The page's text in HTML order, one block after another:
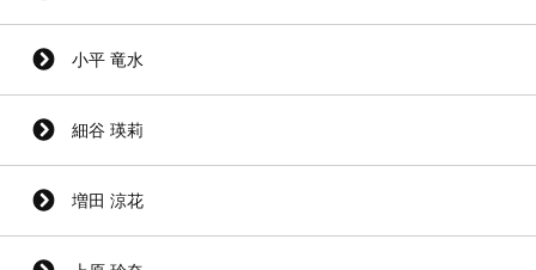
小平 竜水
細谷 瑛莉
増田 涼花